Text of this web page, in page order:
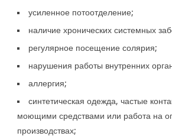
усиленное потоотделение;
наличие хронических системных
регулярное посещение солярия;
нарушения работы внутренних
аллергия;
синтетическая одежда, частые
моющими средствами или работа на
производствах;